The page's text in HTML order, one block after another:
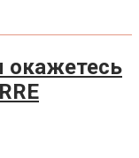
окажетесь